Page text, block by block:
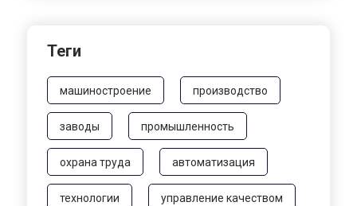
Теги
машиностроение производство
заводы промышленность
охрана труда автоматизация
технологии управление качеством